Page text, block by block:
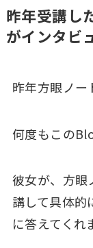
昨年受講し
がインタビ
昨年方眼ノー
何度もこの
彼女が、方眼
講して具体的
に答えてくれ